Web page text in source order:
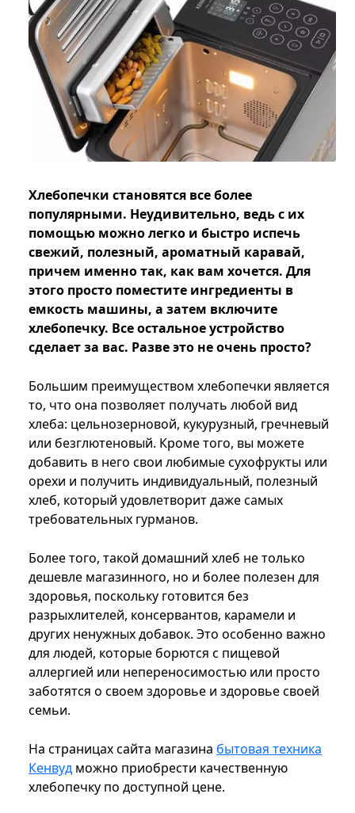
Хлебопечки становятся все более
популярными. Неудивительно, ведь с их
помощью можно легко и быстро испечь
свежий, полезный, ароматный каравай,
причем именно так, как вам хочется. Для
этого просто поместите ингредиенты в
емкость машины, а затем включите
хлебопечку. Все остальное устройство
сделает за вас. Разве это не очень просто?
Большим преимуществом хлебопечки является
то, что она позволяет получать любой вид
хлеба: цельнозерновой, кукурузный, гречневый
или безглютеновый. Кроме того, вы можете
добавить в него свои любимые сухофрукты или
орехи и получить индивидуальный, полезный
хлеб, который удовлетворит даже самых
требовательных гурманов.
Более того, такой домашний хлеб не только
дешевле магазинного, но и более полезен для
здоровья, поскольку готовится без
разрыхлителей, консервантов, карамели и
других ненужных добавок. Это особенно важно
для людей, которые борются с пищевой
аллергией или непереносимостью или просто
заботятся о своем здоровье и здоровье своей
семьи.
На страницах сайта магазина бытовая техника
Кенвуд можно приобрести качественную
хлебопечку по доступной цене.